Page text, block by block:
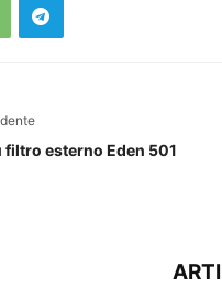
filtro esterno Eden 501